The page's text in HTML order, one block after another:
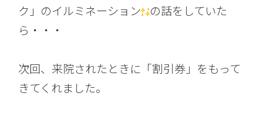
ク」のイルミネーション
の話をしていた
ら・・・
次回、来院されたときに「割引券」をもって
きてくれました。